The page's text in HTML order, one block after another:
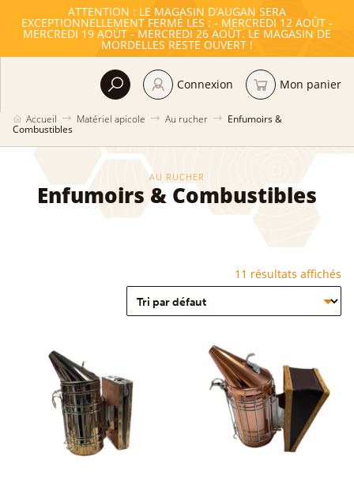
ATTENTION : LE MAGASIN D’AUGAN SERA
EXCEPTIONNELLEMENT FERMÉ LES : - MERCREDI 12 AOÛT -
MERCREDI 19 AOÛT - MERCREDI 26 AOÛT. LE MAGASIN DE
MORDELLES RESTE OUVERT !
Accueil Matériel apicole Au rucher
Enfumoirs &
Combustibles
Connexion Mon panier
AU RUCHER
Enfumoirs & Combustibles
11 résultats affichés